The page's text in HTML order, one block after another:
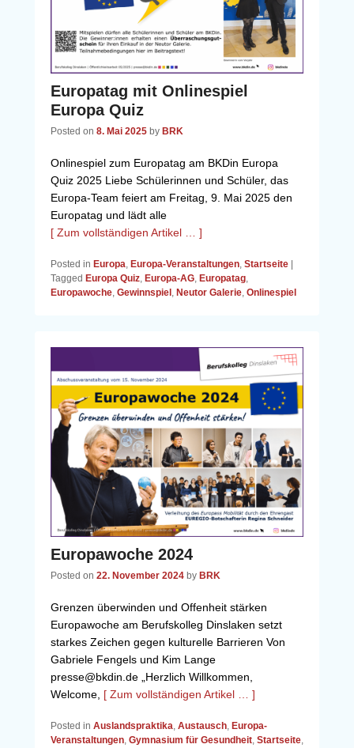
Europatag mit Onlinespiel
Europa Quiz
Posted on 8. Mai 2025 by BRK
Onlinespiel zum Europatag am BKDin Europa
Quiz 2025 Liebe Schülerinnen und Schüler, das
Europa-Team feiert am Freitag, 9. Mai 2025 den
Europatag und lädt alle
[ Zum vollständigen Artikel … ]
Posted in Europa, Europa-Veranstaltungen, Startseite
Tagged Europa Quiz, Europa-AG, Europatag,
Europawoche, Gewinnspiel , Neutor Galerie, Onlinespiel
Europawoche 2024
Posted on 22. November 2024 by BRK
Grenzen überwinden und Offenheit stärken
Europawoche am Berufskolleg Dinslaken setzt
starkes Zeichen gegen kulturelle Barrieren Von
Gabriele Fengels und Kim Lange
presse@bkdin.de „Herzlich Willkommen,
Welcome, [ Zum vollständigen Artikel … ]
Posted in Auslandspraktika, Austausch, Europa-
Veranstaltungen, Gymnasium für Gesundheit, Startseite,